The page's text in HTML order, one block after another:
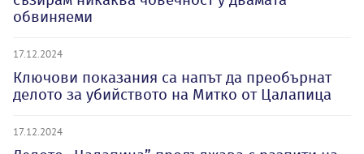
обвиняеми
17.12.2024
Ключови показания са напът да преобърнат
делото за убийството на Митко от Цалапица
17.12.2024